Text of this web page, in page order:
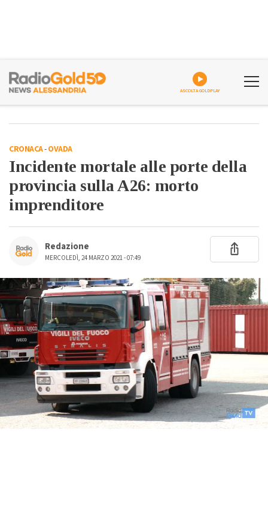
ASCOLTA GOLDPLAY
CRONACA-OVADA
Incidente mortale alle porte della
provincia sulla A26: morto
imprenditore
Redazione
MERCOLEDÌ, 24 MARZO 2021 - 07:49